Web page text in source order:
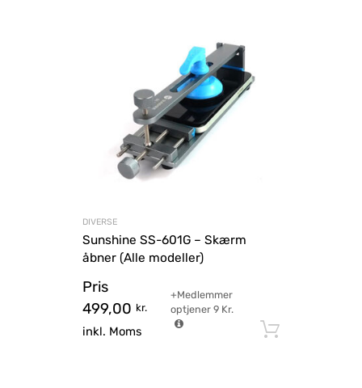
DIVERSE
Sunshine SS-601G – Skærm
åbner (Alle modeller)
Pris
499,00 kr.
inkl. Moms
+Medlemmer
optjener 9Kr.